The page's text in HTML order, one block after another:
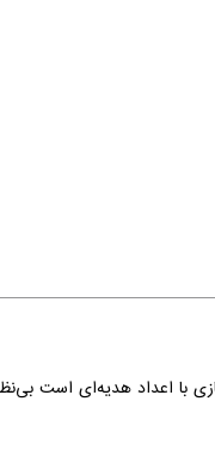
با اعداد هدیه‌ای است